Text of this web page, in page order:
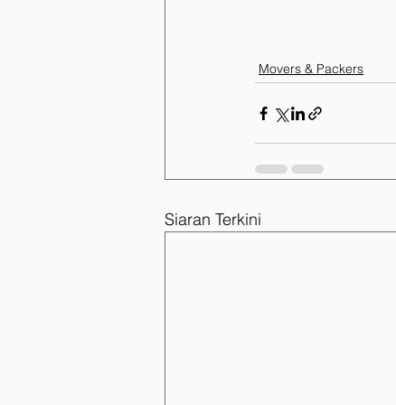
Movers & Packers
Siaran Terkini